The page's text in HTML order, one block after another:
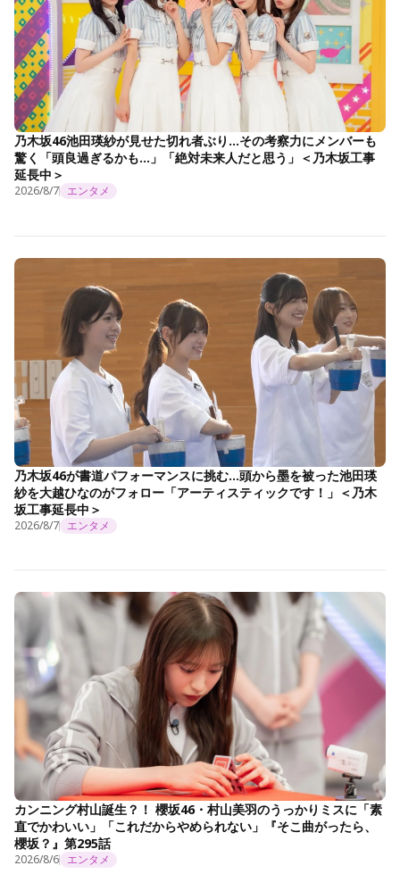
乃木坂46池田瑛紗が見せた切れ者ぶり…その考察力にメンバーも
驚く「頭良過ぎるかも…」「絶対未来人だと思う」＜乃木坂工事
延長中＞
2026/8/7 エンタメ
乃木坂46が書道パフォーマンスに挑む…頭から墨を被った池田瑛
紗を大越ひなのがフォロー「アーティスティックです！」＜乃木
坂工事延長中＞
2026/8/7 エンタメ
カンニング村山誕生？！ 櫻坂46・村山美羽のうっかりミスに「素
直でかわいい」「これだからやめられない」『そこ曲がったら、
櫻坂？』第295話
2026/8/6 エンタメ